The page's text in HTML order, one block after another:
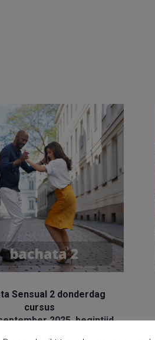
Sensual 2 donderdag
cursus
2025, begintijd